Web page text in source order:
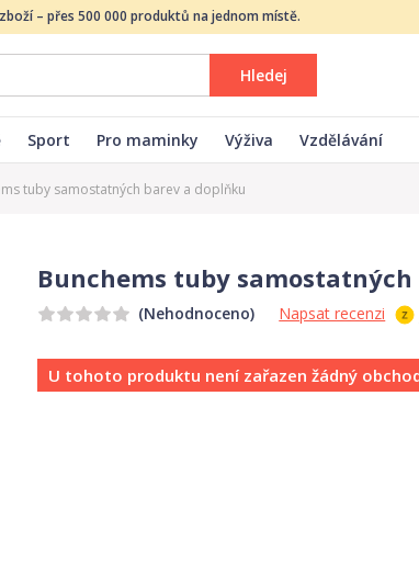
– přes 500 000 produktů na jednom místě.
Hledej
Sport Pro maminky Výživa Vzdělávání
tuby samostatných barev a doplňku
Bunchems tuby
(Nehodnoceno) Napsat recenzi
U tohoto produktu není zařazen žádný